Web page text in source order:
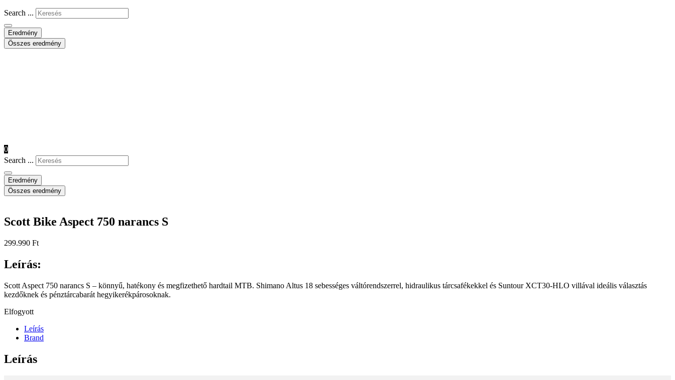
Search ...
Eredmény
Összes eredmény
0
Search ...
Eredmény
Összes eredmény
Scott Bike Aspect 750 narancs S
299.990 Ft
Leírás:
Scott Aspect 750 narancs S – könnyű, hatékony és megfizethető hardtail MTB. Shimano Altus 18 sebességes váltórendszerrel, hidraulikus tárcsafékekkel és Suntour XCT30-HLO villával ideális választás
kezdőknek és pénztárcabarát hegyikerékpárosoknak.
Elfogyott
Leírás
Brand
Leírás